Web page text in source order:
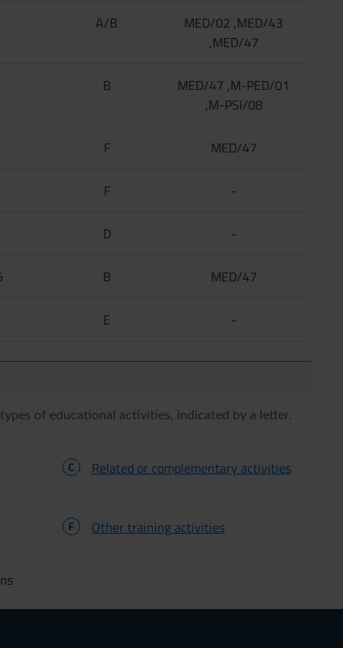
A/B
MED/02 ,MED/43
,MED/47
B
MED/47 ,M-PED/01
,M-PSI/08
F MED/47
F -
D -
B MED/47
E -
of educational activities, indicated by a letter.
C Related or complementary activities
F Other training activities